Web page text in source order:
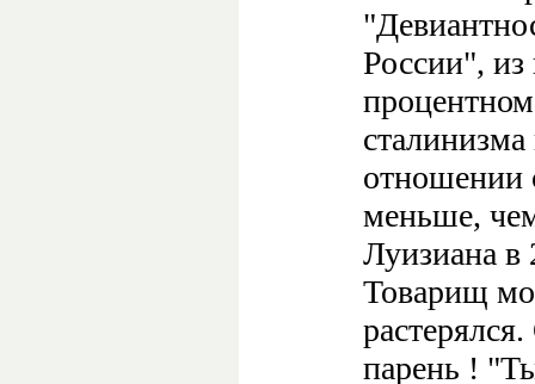
России", из
отношении
меньше,
Луизиана в
Товарищ
парень !